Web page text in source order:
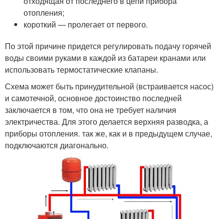
отопления;
короткий — пролегает от первого.
По этой причине придется регулировать подачу горячей
воды своими руками в каждой из батареи кранами или
использовать термостатические клапаны.
Схема может быть принудительной (встраивается насос)
и самотечной, основное достоинство последней
заключается в том, что она не требует наличия
электричества. Для этого делается верхняя разводка, а
приборы отопления. так же, как и в предыдущем случае,
подключаются диагонально.